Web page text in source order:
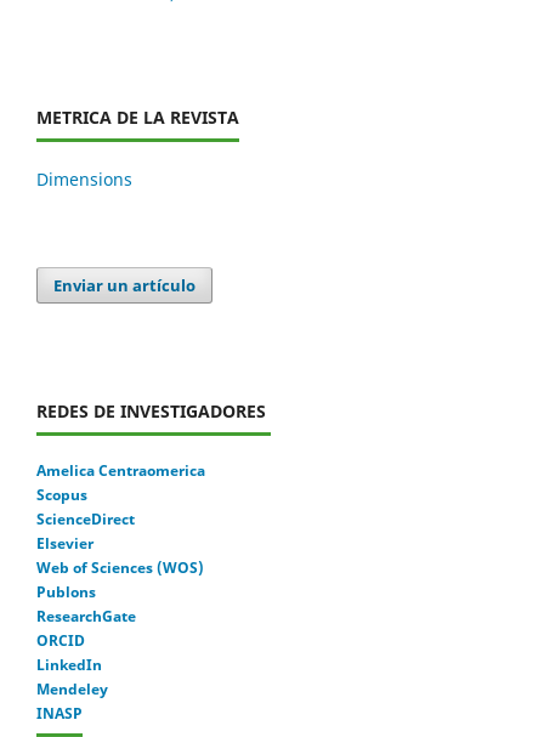
METRICA DE LA REVISTA
Dimensions
Enviar un artículo
REDES DE INVESTIGADORES
Amelica Centraomerica
Scopus
ScienceDirect
Elsevier
Web of Sciences (WOS)
Publons
ResearchGate
ORCID
LinkedIn
Mendeley
INASP